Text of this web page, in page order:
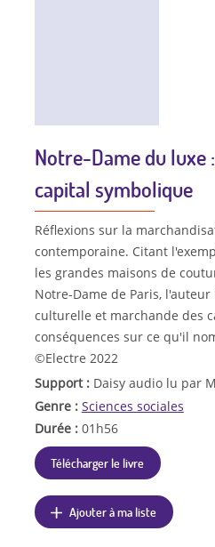
Notre-Dame du luxe
capital symbolique
Réflexions sur la
contemporaine. Citant
les grandes maisons de
Notre-Dame de Paris,
culturelle et marchande des
conséquences sur ce qu'il
©Electre 2022
Support : Daisy audio lu par
Genre : Sciences sociales
Durée : 01h56
Télécharger le livre
Ajouter à ma liste